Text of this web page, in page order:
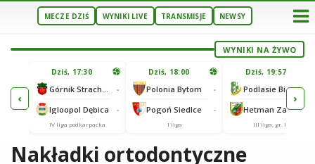
MECZE DZIŚ WYNIKI LIVE TRANSMISJE NEWSY
WYNIKI NA ŻYWO
‹
65
25
Dziś, 17:30
-
Igloopol Dębica -
IV liga podkarpacka
Dziś, 18:00
Polonia Bytom -
Pogoń Siedlce -
I liga
Dziś, 19:57
Podlasie Biała Podlaska
Hetman Zamość
III liga, gr. IV
›
Nakładki ortodontyczne